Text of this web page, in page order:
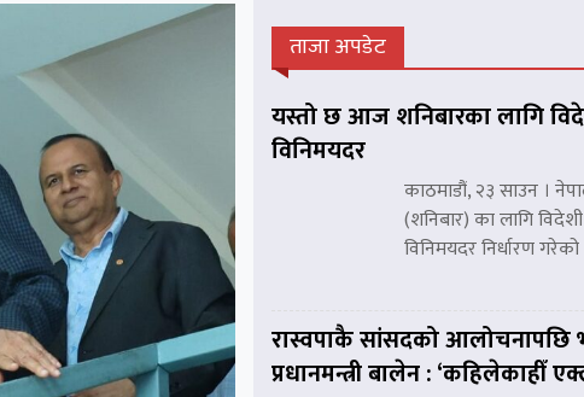
ताजा अपडेट
यस्तो छ आज शनिबारका लागि
विनिमयदर
काठमाडौं, २३ साउन ।
(शनिबार) का लागि
विनिमयदर निर्धारण गरेको
रास्वपाकै सांसदको आलोचनापछि
प्रधानमन्त्री बालेन : ‘कहिलेकाहीँ